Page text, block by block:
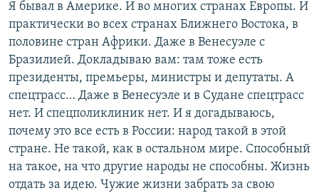
Я бывал в Америке. И во многих странах Европы. И
практически во всех странах Ближнего Востока, в
половине стран Африки. Даже в Венесуэле с
Бразилией. Докладываю вам: там тоже есть
президенты, премьеры, министры и депутаты. А
спецтрасс… Даже в Венесуэле и в Судане спецтрасс
нет. И спецполиклиник нет. И я догадываюсь,
почему это все есть в России: народ такой в этой
стране. Не такой, как в остальном мире. Способный
на такое, на что другие народы не способны. Жизнь
отдать за идею. Чужие жизни забрать за свою